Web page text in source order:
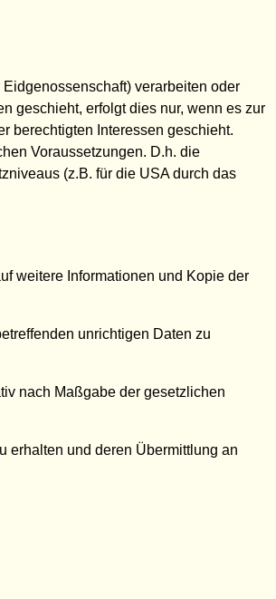
verarbeiten oder
geschieht, erfolgt dies nur, wenn es zur
berechtigten Interessen geschieht.
Voraussetzungen. D.h. die
(z.B. für die USA durch das
weitere Informationen und Kopie der
unrichtigen Daten zu
nach Maßgabe der gesetzlichen
erhalten und deren Übermittlung an